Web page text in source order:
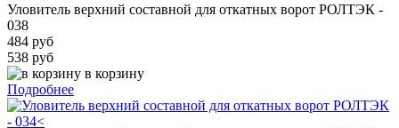
Уловитель верхний составной для откатных ворот РОЛТЭК -
038
484 руб
538 руб
в корзину
Подробнее